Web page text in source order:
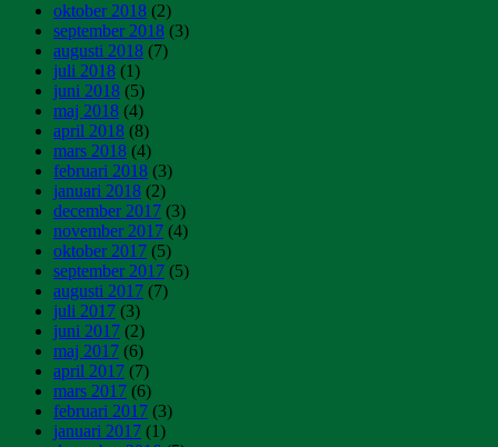
oktober 2018 (2)
september 2018 (3)
augusti 2018 (7)
juli 2018 (1)
juni 2018 (5)
maj 2018 (4)
april 2018 (8)
mars 2018 (4)
februari 2018 (3)
januari 2018 (2)
december 2017 (3)
november 2017 (4)
oktober 2017 (5)
september 2017 (5)
augusti 2017 (7)
juli 2017 (3)
juni 2017 (2)
maj 2017 (6)
april 2017 (7)
mars 2017 (6)
februari 2017 (3)
januari 2017 (1)